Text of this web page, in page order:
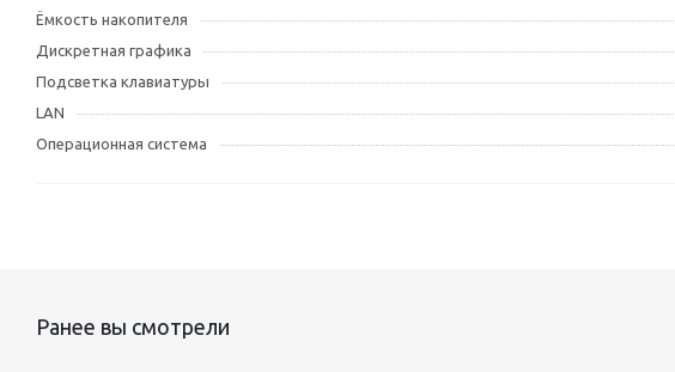
Ёмкость накопителя
Дискретная графика
Подсветка клавиатуры
LAN
Операционная система
Ранее вы смотрели